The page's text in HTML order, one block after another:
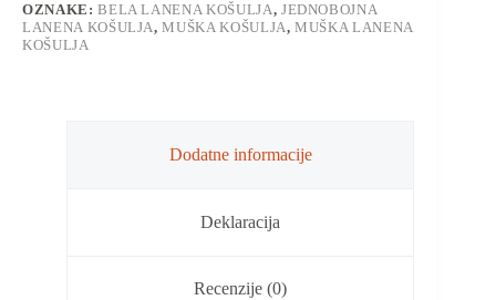
OZNAKE:BELA LANENA KOŠULJA, JEDNOBOJNA
LANENA KOŠULJA,MUŠKA KOŠULJA,MUŠKA LANENA
KOŠULJA
Dodatne informacije
Deklaracija
Recenzije (0)